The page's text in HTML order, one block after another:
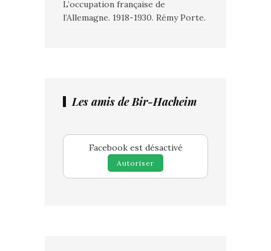
L’occupation française de
l’Allemagne. 1918-1930. Rémy Porte.
Les amis de Bir-Hacheim
Facebook est désactivé
Autoriser